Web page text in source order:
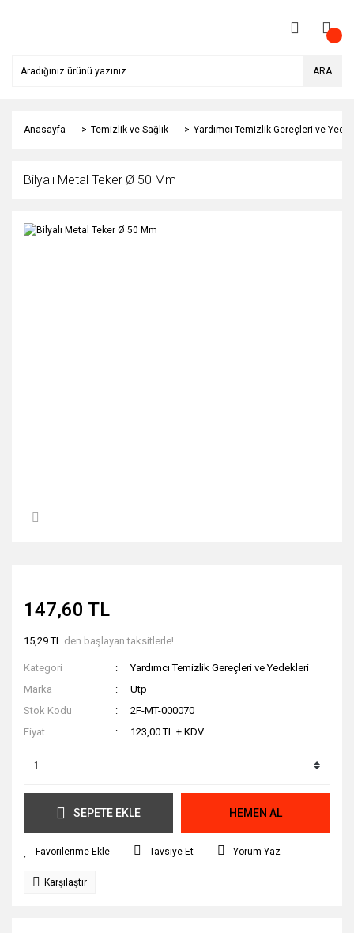
ARA
Anasayfa Temizlik ve Sağlık Yardımcı Temizlik Gereçleri ve
Bilyalı Metal Teker Ø 50 Mm
147,60 TL
15,29 TL den başlayan taksitlerle!
Kategori
Yardımcı Temizlik Gereçleri ve Yedekleri
Marka
Utp
Stok Kodu
2F-MT-000070
Fiyat
123,00 TL + KDV
SEPETE EKLE HEMEN AL
Tavsiye Et Yorum Yaz
Karşılaştır